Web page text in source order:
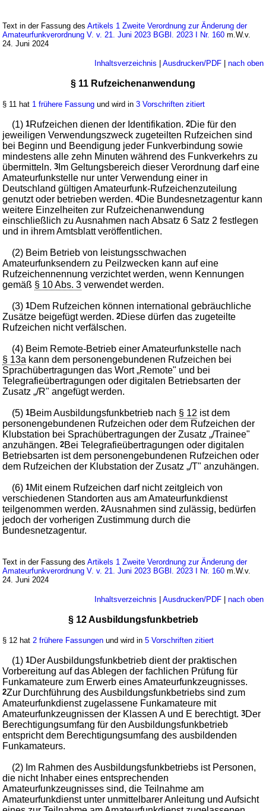
Text in der Fassung desArtikels 1 Zweite Verordnung zur Änderung der
Amateurfunkverordnung V. v. 21. Juni 2023 BGBl. 2023 I Nr. 160 m.W.v.
24. Juni 2024
Inhaltsverzeichnis | Ausdrucken/PDF| nach oben
§ 11 Rufzeichenanwendung
§ 11 hat 1 frühere Fassung und wird in3 Vorschriften zitiert
(1)1Rufzeichen dienen der Identifikation.2Die für den
jeweiligen Verwendungszweck zugeteilten Rufzeichen sind
bei Beginn und Beendigung jeder Funkverbindung sowie
mindestens alle zehn Minuten während des Funkverkehrs zu
übermitteln.3 Im Geltungsbereich dieser Verordnung darf eine
Amateurfunkstelle nur unter Verwendung einer in
Deutschland gültigen Amateurfunk-Rufzeichenzuteilung
genutzt oder betrieben werden.4Die Bundesnetzagentur kann
weitere Einzelheiten zur Rufzeichenanwendung
einschließlich zu Ausnahmen nach Absatz 6 Satz 2 festlegen
und in ihrem Amtsblatt veröffentlichen.
(2) Beim Betrieb von leistungsschwachen
Amateurfunksendern zu Peilzwecken kann auf eine
Rufzeichennennung verzichtet werden, wenn Kennungen
gemäß § 10 Abs. 3 verwendet werden.
(3)1Dem Rufzeichen können international gebräuchliche
Zusätze beigefügt werden.2Diese dürfen das zugeteilte
Rufzeichen nicht verfälschen.
(4) Beim Remote-Betrieb einer Amateurfunkstelle nach
§ 13a kann dem personengebundenen Rufzeichen bei
Sprachübertragungen das Wort „Remote" und bei
Telegrafieübertragungen oder digitalen Betriebsarten der
Zusatz „/R" angefügt werden.
(5)1Beim Ausbildungsfunkbetrieb nach § 12 ist dem
personengebundenen Rufzeichen oder dem Rufzeichen der
Klubstation bei Sprachübertragungen der Zusatz „/Trainee"
anzuhängen.2Bei Telegrafieübertragungen oder digitalen
Betriebsarten ist dem personengebundenen Rufzeichen oder
dem Rufzeichen der Klubstation der Zusatz „/T" anzuhängen.
(6)1Mit einem Rufzeichen darf nicht zeitgleich von
verschiedenen Standorten aus am Amateurfunkdienst
teilgenommen werden.2Ausnahmen sind zulässig, bedürfen
jedoch der vorherigen Zustimmung durch die
Bundesnetzagentur.
Text in der Fassung desArtikels 1 Zweite Verordnung zur Änderung der
Amateurfunkverordnung V. v. 21. Juni 2023 BGBl. 2023 I Nr. 160 m.W.v.
24. Juni 2024
Inhaltsverzeichnis | Ausdrucken/PDF| nach oben
§ 12 Ausbildungsfunkbetrieb
§ 12 hat 2 frühere Fassungen und wird in5 Vorschriften zitiert
(1)1Der Ausbildungsfunkbetrieb dient der praktischen
Vorbereitung auf das Ablegen der fachlichen Prüfung für
Funkamateure zum Erwerb eines Amateurfunkzeugnisses.
2Zur Durchführung des Ausbildungsfunkbetriebs sind zum
Amateurfunkdienst zugelassene Funkamateure mit
Amateurfunkzeugnissen der Klassen A und E berechtigt.3Der
Berechtigungsumfang für den Ausbildungsfunkbetrieb
entspricht dem Berechtigungsumfang des ausbildenden
Funkamateurs.
(2) Im Rahmen des Ausbildungsfunkbetriebs ist Personen,
die nicht Inhaber eines entsprechenden
Amateurfunkzeugnisses sind, die Teilnahme am
Amateurfunkdienst unter unmittelbarer Anleitung und Aufsicht